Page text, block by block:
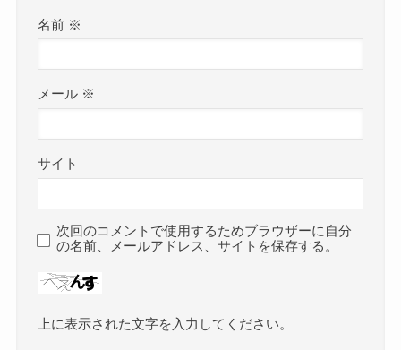
名前 ※
メール ※
サイト
次回のコメントで使用するためブラウザーに自分
の名前、メールアドレス、サイトを保存する。
上に表示された文字を入力してください。